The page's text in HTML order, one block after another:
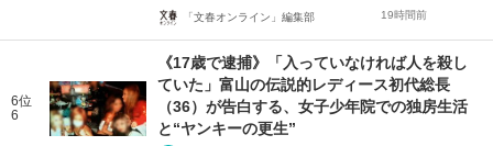
「文春オンライン」編集部 19時間前
6位
6
《17歳で逮捕》「入っていなければ人を殺し
ていた」富山の伝説的レディース初代総長
（36）が告白する、女子少年院での独房生活
と“ヤンキーの更生”